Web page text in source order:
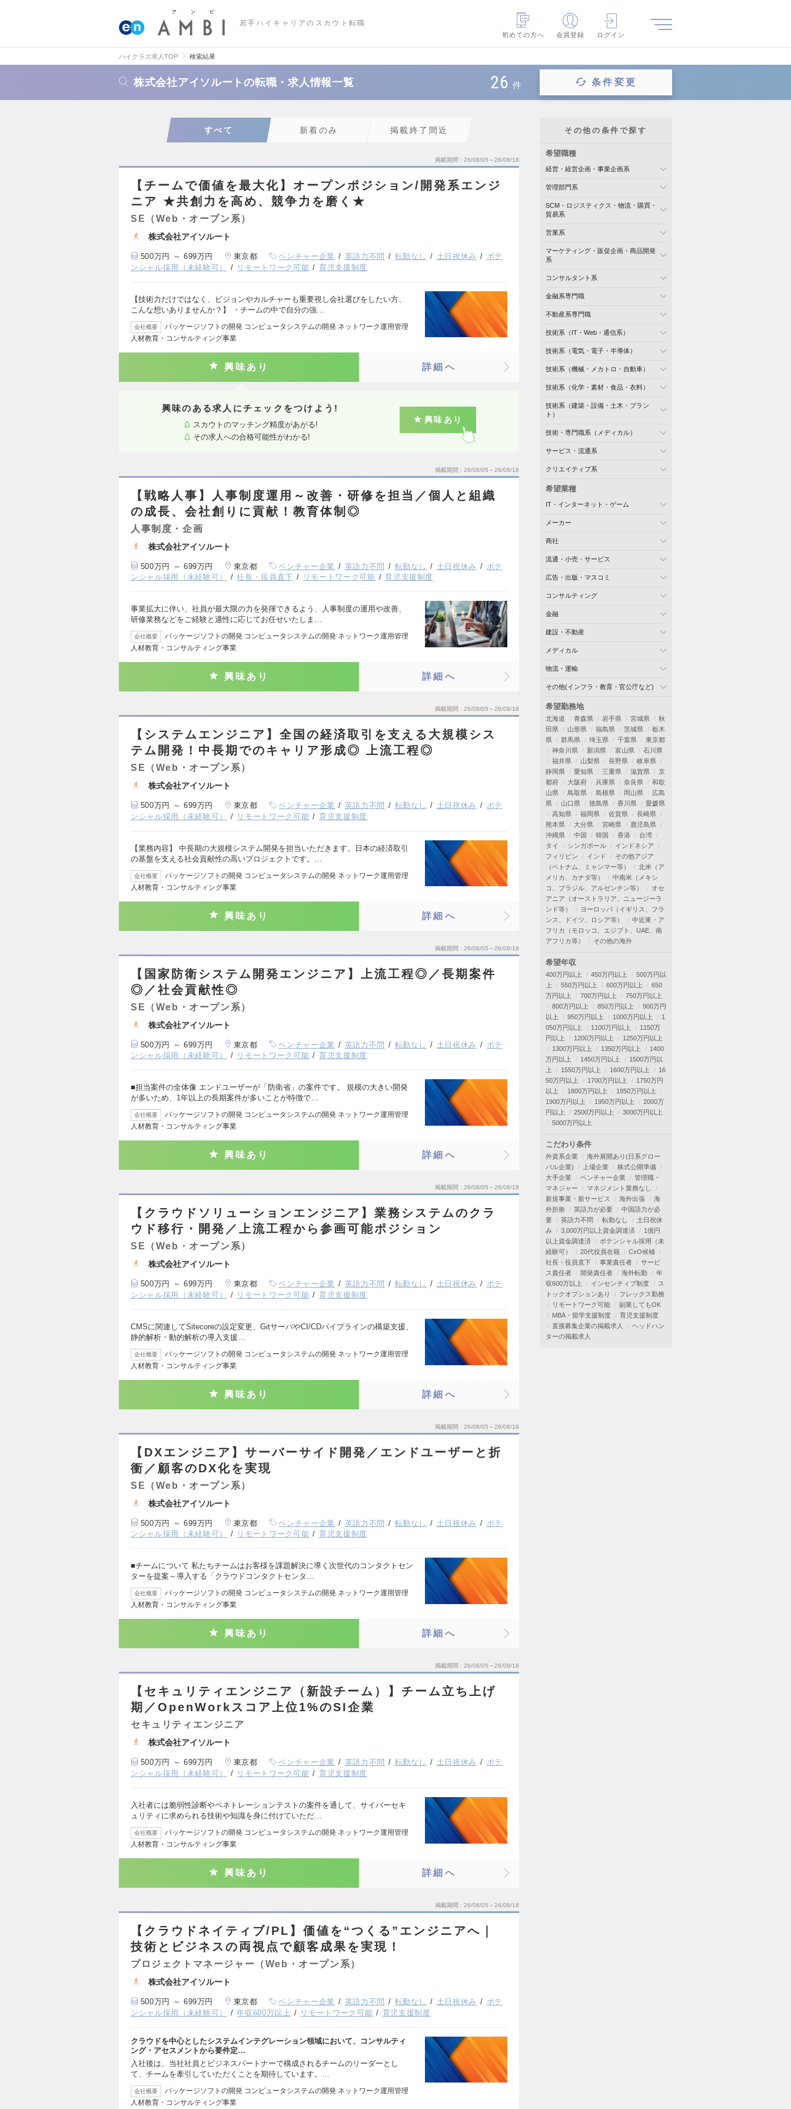
若手ハイキャリアのスカウト転職
初めての方へ
会員登録 ログイン
ハイクラス求人TOP 検索結果
株式会社アイソルートの転職・求人情報一覧 26 件 条件変更
すべて 新着のみ 掲載終了間近
掲載期間 26/08/05～26/08/18
【チームで価値を最大化】オープンポジション/開発系エンジ
ニア ★共創力を高め、競争力を磨く★
SE（Web・オープン系）
株式会社アイソルート
500万円 ～ 699万円 東京都 ベンチャー企業 英語力不問 転勤なし 土日祝休み
ポテ
ンシャル採用（未経験可）
リモートワーク可能 育児支援制度
【技術力だけではなく、ビジョンやカルチャーも重要視し会社選びをしたい方、
こんな想いありませんか？】 ・チームの中で自分の強…
会社概要
パッケージソフトの開発 コンピュータシステムの開発 ネットワーク運用管理
人材教育・コンサルティング事業
興味あり 詳細へ
興味のある求人にチェックをつけよう!
スカウトのマッチング精度があがる!
その求人への合格可能性がわかる!
興味あり
掲載期間 26/08/05～26/08/18
【戦略人事】人事制度運用～改善・研修を担当／個人と組織
の成長、会社創りに貢献！教育体制◎
人事制度・企画
株式会社アイソルート
500万円 ～ 699万円 東京都 ベンチャー企業 英語力不問 転勤なし 土日祝休み
ポテ
ンシャル採用（未経験可）
社長・役員直下 リモートワーク可能 育児支援制度
事業拡大に伴い、社員が最大限の力を発揮できるよう、人事制度の運用や改善、
研修業務などをご経験と適性に応じてお任せいたしま…
会社概要
パッケージソフトの開発 コンピュータシステムの開発 ネットワーク運用管理
人材教育・コンサルティング事業
興味あり 詳細へ
掲載期間 26/08/05～26/08/18
【システムエンジニア】全国の経済取引を支える大規模シス
テム開発！中長期でのキャリア形成◎ 上流工程◎
SE（Web・オープン系）
株式会社アイソルート
500万円 ～ 699万円 東京都 ベンチャー企業 英語力不問 転勤なし 土日祝休み
ポテ
ンシャル採用（未経験可）
リモートワーク可能 育児支援制度
【業務内容】 中長期の大規模システム開発を担当いただきます。日本の経済取引
の基盤を支える社会貢献性の高いプロジェクトです。…
会社概要
パッケージソフトの開発 コンピュータシステムの開発 ネットワーク運用管理
人材教育・コンサルティング事業
興味あり 詳細へ
掲載期間 26/08/05～26/08/18
【国家防衛システム開発エンジニア】上流工程◎／長期案件
◎／社会貢献性◎
SE（Web・オープン系）
株式会社アイソルート
500万円 ～ 699万円 東京都 ベンチャー企業 英語力不問 転勤なし 土日祝休み
ポテ
ンシャル採用（未経験可）
リモートワーク可能 育児支援制度
■担当案件の全体像 エンドユーザーが「防衛省」の案件です。 規模の大きい開発
が多いため、1年以上の長期案件が多いことが特徴で…
会社概要
パッケージソフトの開発 コンピュータシステムの開発 ネットワーク運用管理
人材教育・コンサルティング事業
興味あり 詳細へ
掲載期間 26/08/05～26/08/18
【クラウドソリューションエンジニア】業務システムのクラ
ウド移行・開発／上流工程から参画可能ポジション
SE（Web・オープン系）
株式会社アイソルート
500万円 ～ 699万円 東京都 ベンチャー企業 英語力不問 転勤なし 土日祝休み
ポテ
ンシャル採用（未経験可）
リモートワーク可能 育児支援制度
CMSに関連してSitecoreの設定変更、GitサーバやCI/CDパイプラインの構築支援、
静的解析・動的解析の導入支援…
会社概要
パッケージソフトの開発 コンピュータシステムの開発 ネットワーク運用管理
人材教育・コンサルティング事業
興味あり 詳細へ
掲載期間 26/08/05～26/08/18
【DXエンジニア】サーバーサイド開発／エンドユーザーと折
衝／顧客のDX化を実現
SE（Web・オープン系）
株式会社アイソルート
500万円 ～ 699万円 東京都 ベンチャー企業 英語力不問 転勤なし 土日祝休み
ポテ
ンシャル採用（未経験可）
リモートワーク可能 育児支援制度
■チームについて 私たちチームはお客様を課題解決に導く次世代のコンタクトセン
ターを提案～導入する「クラウドコンタクトセンタ…
会社概要
パッケージソフトの開発 コンピュータシステムの開発 ネットワーク運用管理
人材教育・コンサルティング事業
興味あり 詳細へ
掲載期間 26/08/05～26/08/18
【セキュリティエンジニア（新設チーム）】チーム立ち上げ
期／OpenWorkスコア上位1%のSI企業
セキュリティエンジニア
株式会社アイソルート
500万円 ～ 699万円 東京都 ベンチャー企業 英語力不問 転勤なし 土日祝休み
ポテ
ンシャル採用（未経験可）
リモートワーク可能 育児支援制度
入社者には脆弱性診断やペネトレーションテストの案件を通して、サイバーセキ
ュリティに求められる技術や知識を身に付けていただ…
会社概要
パッケージソフトの開発 コンピュータシステムの開発 ネットワーク運用管理
人材教育・コンサルティング事業
興味あり 詳細へ
掲載期間 26/08/05～26/08/18
【クラウドネイティブ/PL】価値を“つくる”エンジニアへ｜
技術とビジネスの両視点で顧客成果を実現！
プロジェクトマネージャー（Web・オープン系）
株式会社アイソルート
500万円 ～ 699万円 東京都 ベンチャー企業 英語力不問 転勤なし 土日祝休み
ポテ
ンシャル採用（未経験可）
年収600万以上 リモートワーク可能 育児支援制度
クラウドを中心としたシステムインテグレーション領域において、コンサルティ
ング・アセスメントから要件定…
入社後は、当社社員とビジネスパートナーで構成されるチームのリーダーとし
て、チームを牽引していただくことを期待しています。…
会社概要
パッケージソフトの開発 コンピュータシステムの開発 ネットワーク運用管理
人材教育・コンサルティング事業
その他の条件で探す
希望職種
経営・経営企画・事業企画系
管理部門系
SCM・ロジスティクス・物流・購買・
貿易系
営業系
マーケティング・販促企画・商品開発
系
コンサルタント系
金融系専門職
不動産系専門職
技術系（IT・Web・通信系）
技術系（電気・電子・半導体）
技術系（機械・メカトロ・自動車）
技術系（化学・素材・食品・衣料）
技術系（建築・設備・土木・プラン
ト）
技術・専門職系（メディカル）
サービス・流通系
クリエイティブ系
希望業種
IT・インターネット・ゲーム
メーカー
商社
流通・小売・サービス
広告・出版・マスコミ
コンサルティング
金融
建設・不動産
メディカル
物流・運輸
その他(インフラ・教育・官公庁など)
希望勤務地
北海道 青森県 岩手県 宮城県
秋
田県
山形県 福島県 茨城県
栃木
県
群馬県 埼玉県 千葉県
東京都
神奈川県
新潟県 富山県
石川県
福井県
山梨県 長野県
岐阜県
静岡県
愛知県 三重県 滋賀県
京
都府
大阪府 兵庫県 奈良県
和歌
山県
鳥取県 島根県 岡山県
広島
県
山口県 徳島県 香川県
愛媛県
高知県
福岡県 佐賀県
長崎県
熊本県
大分県 宮崎県
鹿児島県
沖縄県
中国 韓国 香港
台湾
タイ
シンガポール
インドネシア
フィリピン
インド
その他アジア
（ベトナム、ミャンマー等）
北米（ア
メリカ、カナダ等）
中南米（メキシ
コ、ブラジル、アルゼンチン等）
オセ
アニア（オーストラリア、ニュージーラ
ンド等）
ヨーロッパ（イギリス、フラ
ンス、ドイツ、ロシア等）
中近東・ア
フリカ（モロッコ、エジプト、UAE、南
アフリカ等）
その他の海外
希望年収
400万円以上 450万円以上
500万円以
上
550万円以上 600万円以上
650
万円以上
700万円以上
750万円以上
800万円以上
850万円以上
900万円
以上
950万円以上 1000万円以上
1
050万円以上
1100万円以上
1150万
円以上
1200万円以上
1250万円以上
1300万円以上
1350万円以上
1400
万円以上
1450万円以上
1500万円以
上
1550万円以上 1600万円以上
16
50万円以上
1700万円以上
1750万円
以上
1800万円以上
1850万円以上
1900万円以上
1950万円以上
2000万
円以上
2500万円以上
3000万円以上
5000万円以上
こだわり条件
外資系企業
海外展開あり(日系グロー
バル企業)
上場企業
株式公開準備
大手企業
ベンチャー企業
管理職・
マネジャー
マネジメント業務なし
新規事業・新サービス
海外出張
海
外折衝
英語力が必要
中国語力が必
要
英語力不問 転勤なし
土日祝休
み
3,000万円以上資金調達済
1億円
以上資金調達済
ポテンシャル採用（未
経験可）
20代役員在籍
CxO候補
社長・役員直下
事業責任者
サービ
ス責任者
開発責任者 海外転勤
年
収600万以上
インセンティブ制度
ス
トックオプションあり
フレックス勤務
リモートワーク可能
副業してもOK
MBA・留学支援制度
育児支援制度
直接募集企業の掲載求人
ヘッドハン
ターの掲載求人